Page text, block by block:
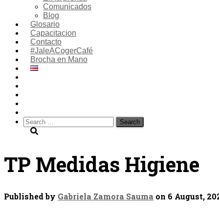
Comunicados
Blog
Glosario
Capacitacion
Contacto
#JaleACogerCafé
Brocha en Mano
Search
for:
TP Medidas Higiene
Published by Gabriela Zamora Sauma on 6 August,